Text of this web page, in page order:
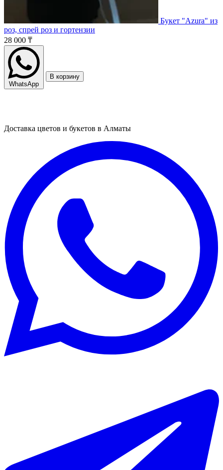
Букет "Azura" из
роз, спрей роз и гортензии
28 000 ₸
WhatsApp
В корзину
Доставка цветов и букетов в Алматы